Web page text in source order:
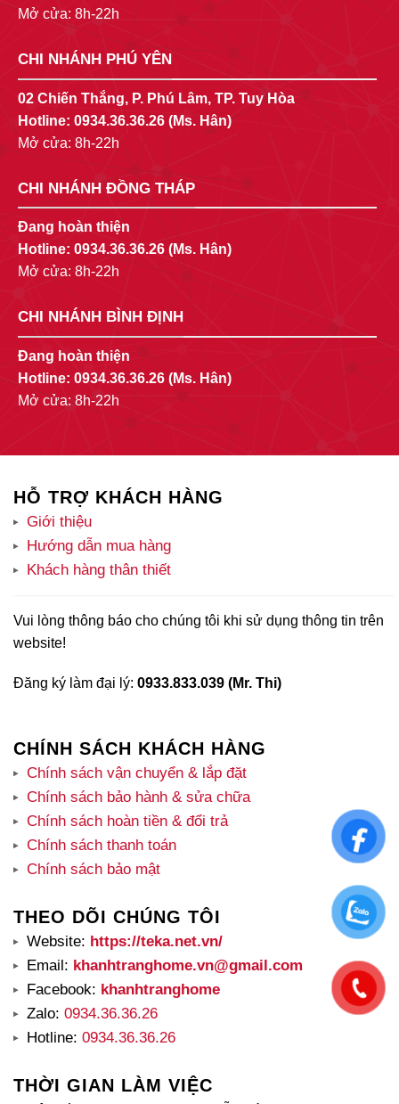
Mở cửa: 8h-22h
CHI NHÁNH PHÚ YÊN
02 Chiến Thắng, P. Phú Lâm, TP. Tuy Hòa
Hotline: 0934.36.36.26 (Ms. Hân)
Mở cửa: 8h-22h
CHI NHÁNH ĐỒNG THÁP
Đang hoàn thiện
Hotline: 0934.36.36.26 (Ms. Hân)
Mở cửa: 8h-22h
CHI NHÁNH BÌNH ĐỊNH
Đang hoàn thiện
Hotline: 0934.36.36.26 (Ms. Hân)
Mở cửa: 8h-22h
HỖ TRỢ KHÁCH HÀNG
Giới thiệu
Hướng dẫn mua hàng
Khách hàng thân thiết
Vui lòng thông báo cho chúng tôi khi sử dụng thông tin trên
website!
Đăng ký làm đại lý: 0933.833.039 (Mr. Thi)
CHÍNH SÁCH KHÁCH HÀNG
Chính sách vận chuyển & lắp đặt
Chính sách bảo hành & sửa chữa
Chính sách hoàn tiền & đổi trả
Chính sách thanh toán
Chính sách bảo mật
THEO DÕI CHÚNG TÔI
Website: https://teka.net.vn/
Email: khanhtranghome.vn@gmail.com
Facebook: khanhtranghome
Zalo: 0934.36.36.26
Hotline: 0934.36.36.26
THỜI GIAN LÀM VIỆC